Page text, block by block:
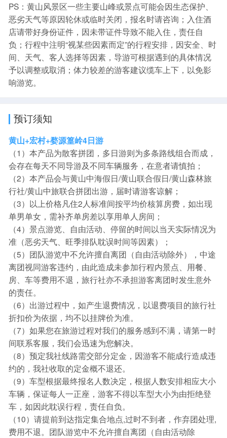
PS：黄山风景区一些主要山峰或景点可能会因生态保护、
恶劣天气等原因轮休或临时关闭，报名时请咨询；入住酒
店请带好身份证件，因未带证件导致不能入住，责任自
负；行程中注明“视某些因素而定”的行程安排，因安全、时
间、天气、客人选择等因素，导游可根据遇到的具体情况
予以调整或取消；体力较差的游客建议缆车上下，以免影
响游览。
预订须知
黄山+宏村+婺源篁岭4日游
（1）本产品为散客拼团，多日游则为多条路线组合而成，
会存在每天不同导游及不同车辆服务，在意者请慎拍；
（2）本产品会与黄山中海假日/黄山联合假日/黄山森林旅
行社/黄山中旅联合拼团出游，届时请游客谅解；
（3）以上价格凡住2人标准间按平均价核算房费，如出现
单男单女，需补齐单房差以享用单人房间；
（4）景点游览、自由活动、停留的时间以当天实际情况为
准（恶劣天气、旺季排队耽误时间等因素）；
（5）团队游览中不允许擅自离团（自由活动除外），中途
离团视同游客违约，由此造成未参加行程内景点、用餐、
房、车等费用不退，旅行社亦不承担游客离团时发生意外
的责任。
（6）出游过程中，如产生退费情况，以退费项目的旅行社
折扣价为依据，均不以挂牌价为准。
（7）如果您在旅游过程对我们的服务感到不满，请第一时
间联系客服，我们会迅速为您解决。
（8）预定我社线路需交部分定金，因游客不能成行造成违
约的，我社收取的定金概不退还。
（9）车型根据最终报名人数决定，根据人数安排相应大小
车辆，保证每人一正座，游客不得以车型大小为由拒绝登
车，如因此耽误行程，责任自负。
（10）请提前到达指定集合地点,过时不到者，作弃团处理,
费用不退。团队游览中不允许擅自离团（自由活动除